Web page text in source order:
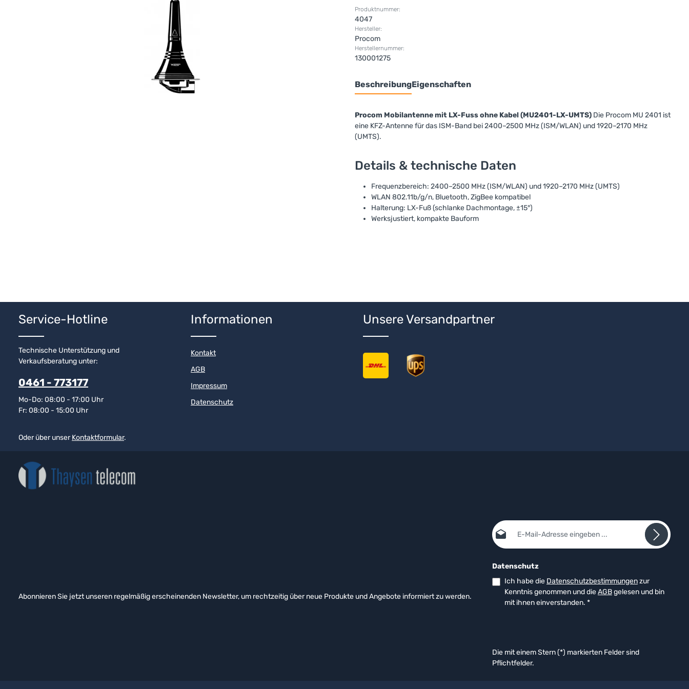
Produktnummer:
4047
Hersteller:
Procom
Herstellernummer:
130001275
BeschreibungEigenschaften
Procom Mobilantenne mit LX-Fuss ohne Kabel (MU2401-LX-UMTS) Die Procom MU 2401 ist
eine KFZ-Antenne für das ISM-Band bei 2400–2500 MHz (ISM/WLAN) und 1920–2170 MHz
(UMTS).
Details & technische Daten
Frequenzbereich: 2400–2500 MHz (ISM/WLAN) und 1920–2170 MHz (UMTS)
WLAN 802.11b/g/n, Bluetooth, ZigBee kompatibel
Halterung: LX-Fuß (schlanke Dachmontage, ±15°)
Werksjustiert, kompakte Bauform
Service-Hotline
Technische Unterstützung und
Verkaufsberatung unter:
0461 - 773177
Mo-Do: 08:00 - 17:00 Uhr
Fr: 08:00 - 15:00 Uhr
Oder über unserKontaktformular.
Informationen
Kontakt
AGB
Impressum
Datenschutz
Unsere Versandpartner
Abonnieren Sie jetzt unseren regelmäßig erscheinenden Newsletter, um rechtzeitig über neue Produkte und Angebote informiert zu werden.
E-Mail-Adresse*
Datenschutz
Ich habe die Datenschutzbestimmungenzur
Kenntnis genommen und dieAGBgelesen und bin
mit ihnen einverstanden. *
Die mit einem Stern (*) markierten Felder sind
Pflichtfelder.